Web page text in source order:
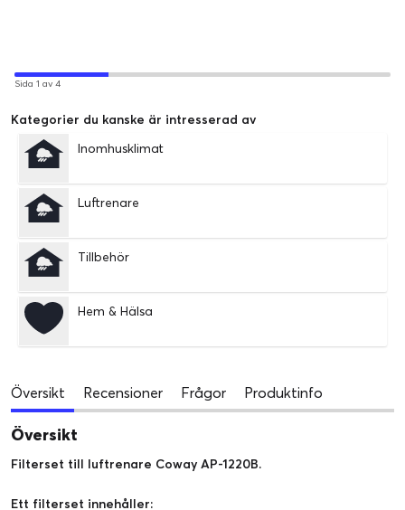
Sida 1 av 4
Kategorier du kanske är intresserad av
Inomhusklimat
Luftrenare
Tillbehör
Hem & Hälsa
Översikt Recensioner Frågor Produktinfo
Översikt
Filterset till luftrenare Coway AP-1220B.
Ett filterset innehåller: